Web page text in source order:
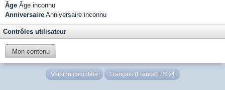
Âge Âge inconnu
Anniversaire Anniversaire inconnu
Contrôles utilisateur
Mon contenu
Version complète Français (France) LS v4